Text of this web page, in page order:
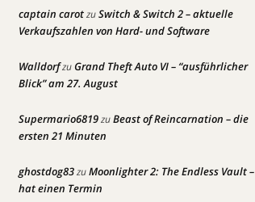
captain carotzuSwitch & Switch 2 – aktuelle
Verkaufszahlen von Hard- und Software
WalldorfzuGrand Theft Auto VI – “ausführlicher
Blick” am 27. August
Supermario6819zuBeast of Reincarnation – die
ersten 21 Minuten
ghostdog83zuMoonlighter 2: The Endless Vault –
hat einen Termin